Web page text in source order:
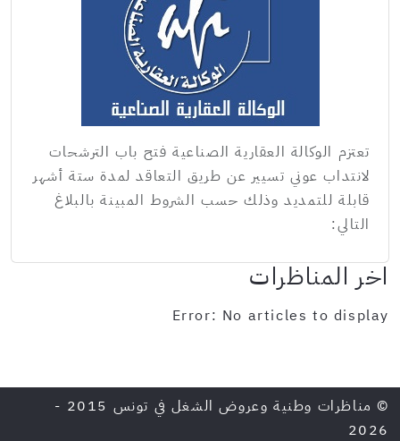
تعتزم الوكالة العقارية الصناعية فتح باب الترشحات
لانتداب عوني تسيير عن طريق التعاقد لمدة ستة أشهر
قابلة للتمديد وذلك حسب الشروط المبينة بالبلاغ
التالي:
اخر المناظرات
Error: No articles to display
© مناظرات وطنية وعروض الشغل في تونس 2015 -
2026